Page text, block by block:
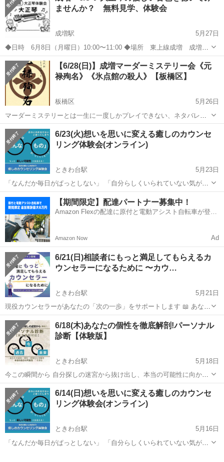
ませんか？ 無料見学、体験会
成増駅
5月27日
◆日時 6月8日（月曜日）10:00〜11:00 ◆場所 東上線成増 成増ま
なぽーと3F ★大正琴の音色を聴いてみませんか？ 🌸楽譜が読めなく
ても大丈夫 🌸大正琴は数字譜で弾くのでどなたでも簡単 に
できます 🌸指...
東京 板橋区 成増駅 その他 体験会
【6/28(日)】成増マーダーミステリー会《元
禄殉名》《氷点館の殺人》【板橋区】
板橋区
5月26日
マーダーミステリーとは一生に一度しかプレイできない、ネタバレ厳
禁の参加型ミステリーです。 初心者の方には当日、GMが詳しく解説
します！ ※マーダーミステリーは連絡のやりとりが必要なため、原則
Twiplaからの参加申請とさ...
東京 板橋区 その他 会場
6/23(火)想いを思いに変える癒しのカウンセ
リング体験会(オンライン)
ときわ台駅
5月23日
「なんだか毎日がぱっとしない」 「自分らしくいられていない気がす
る」 「もっとこうなったらいいのに…」 もし今、そう感じているな
ら、それはあなたが「今より良い自分になりたい」と願っている証拠
かもしれません。 ...
東京 板橋区 ときわ台駅 その他
【期間限定】配達パートナー募集中！
Amazon Flexの配達に原付と電動アシスト自転車が登
Amazon Now Ad
6/21(日)相談者にもっと満足してもらえるカ
ウンセラーになるために 〜カウ…
ときわ台駅
5月21日
現役カウンセラーがあなたの「次の一歩」をサポートします 📖 あなた
は今、こんなことで悩んでいませんか？ □クライアントの満足度が気
になる □せっかく資格を取ったのに、思ったようにカウンセリング活
動が進まない □カ...
東京 板橋区 ときわ台駅 その他 心理
6/18(木)あなたの個性を徹底解剖!パーソナル
診断【体験版】
ときわ台駅
5月18日
今この瞬間から 自分探しの迷宮から抜け出し、本当の可能性に向かっ
て歩き出せる たった30分で人生が変わる？！ オンライン 「パーソナ
ル診断」体験会 上級心理カウンセラーが あなたの過去・現在・未来を
紐解き、真の姿...
東京 板橋区 ときわ台駅 その他
6/14(日)想いを思いに変える癒しのカウンセ
リング体験会(オンライン)
ときわ台駅
5月16日
「なんだか毎日がぱっとしない」 「自分らしくいられていない気がす